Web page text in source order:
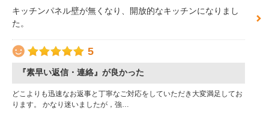
キッチンパネル壁が無くなり、開放的なキッチンになりまし
た。
5
『素早い返信・連絡』が良かった
どこよりも迅速なお返事と丁寧なご対応をしていただき大変満足してお
ります。 かなり迷いましたが，強…